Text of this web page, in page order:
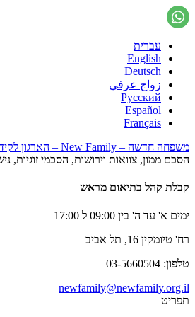
עברית
English
Deutsch
زواج عرفي
Русский
Español
Français
משפחה חדשה – New Family – הארגון לקידום זכויות המשפחה
הסכם ממון, צוואות וירושות, הסכמי זוגיות,
קבלת קהל בתיאום מראש
ימים א' עד ה' בין 09:00 ל 17:00
רח' טיומקין 16, תל אביב
טלפון: 03-5660504
newfamily@newfamily.org.il
תפריט